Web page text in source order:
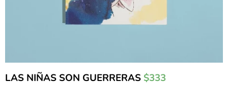
LAS NIÑAS SON GUERRERAS $333